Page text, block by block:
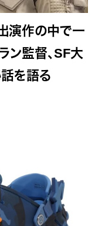
演作の中で一
ン監督、SF大
話を語る